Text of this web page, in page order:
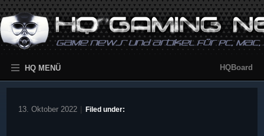
HQ MENÜ HQBoard
13. Oktober 2022 Filed under: